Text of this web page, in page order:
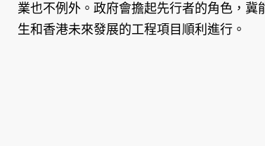
業也不例外。政府會擔起先行者的角色，
生和香港未來發展的工程項目順利進行。